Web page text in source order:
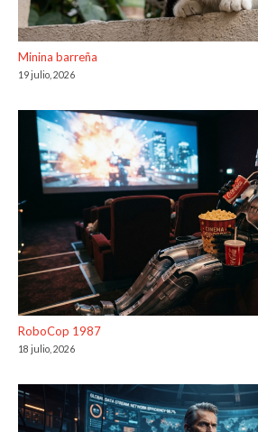
Minina barreña
19 julio, 2026
RoboCop 1987
18 julio, 2026